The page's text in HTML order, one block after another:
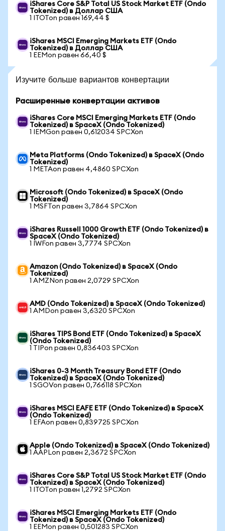
iShares Core S&P Total US Stock Market ETF (Ondo
Tokenized) в Доллар США
1 ITOTon равен 169,44 $
iShares MSCI Emerging Markets ETF (Ondo
Tokenized) в Доллар США
1 EEMon равен 66,40 $
Изучите больше вариантов конвертации
Расширенные конвертации активов
iShares Core MSCI Emerging Markets ETF (Ondo
Tokenized) в SpaceX (Ondo Tokenized)
1 IEMGon равен 0,612034 SPCXon
Meta Platforms (Ondo Tokenized) в SpaceX (Ondo
Tokenized)
1 METAon равен 4,4860 SPCXon
Microsoft (Ondo Tokenized) в SpaceX (Ondo
Tokenized)
1 MSFTon равен 3,7864 SPCXon
iShares Russell 1000 Growth ETF (Ondo Tokenized) в
SpaceX (Ondo Tokenized)
1 IWFon равен 3,7774 SPCXon
Amazon (Ondo Tokenized) в SpaceX (Ondo
Tokenized)
1 AMZNon равен 2,0729 SPCXon
AMD (Ondo Tokenized) в SpaceX (Ondo Tokenized)
1 AMDon равен 3,6320 SPCXon
iShares TIPS Bond ETF (Ondo Tokenized) в SpaceX
(Ondo Tokenized)
1 TIPon равен 0,836403 SPCXon
iShares 0-3 Month Treasury Bond ETF (Ondo
Tokenized) в SpaceX (Ondo Tokenized)
1 SGOVon равен 0,766118 SPCXon
iShares MSCI EAFE ETF (Ondo Tokenized) в SpaceX
(Ondo Tokenized)
1 EFAon равен 0,839725 SPCXon
Apple (Ondo Tokenized) в SpaceX (Ondo Tokenized)
1 AAPLon равен 2,3672 SPCXon
iShares Core S&P Total US Stock Market ETF (Ondo
Tokenized) в SpaceX (Ondo Tokenized)
1 ITOTon равен 1,2792 SPCXon
iShares MSCI Emerging Markets ETF (Ondo
Tokenized) в SpaceX (Ondo Tokenized)
1 EEMon равен 0,501283 SPCXon